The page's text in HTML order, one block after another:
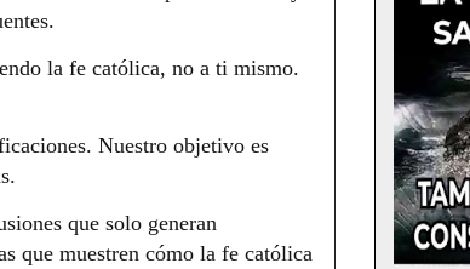
la fe católica, no a ti mismo.
Nuestro objetivo es
que solo generan
que muestren cómo la fe católica